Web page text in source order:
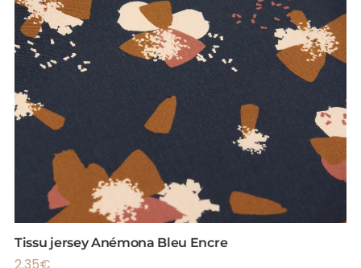
Tissu jersey Anémona Bleu Encre